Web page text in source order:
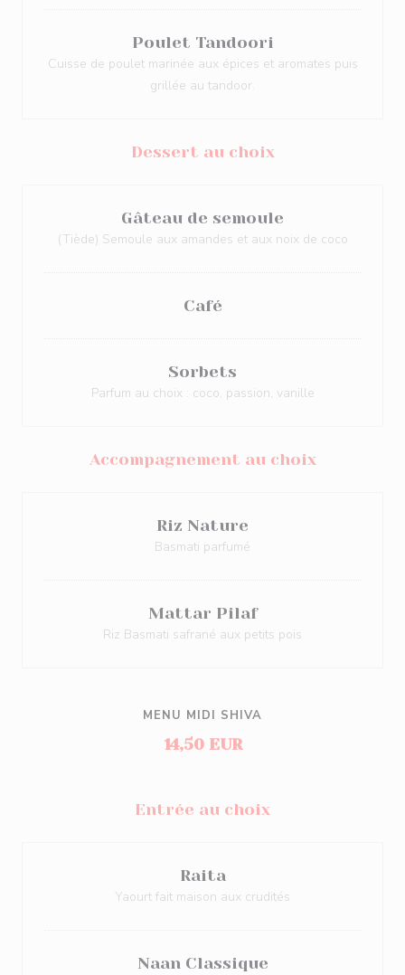
Poulet Tandoori
Cuisse de poulet marinée aux épices et aromates puis
grillée au tandoor.
Dessert au choix
Gâteau de semoule
(Tiède) Semoule aux amandes et aux noix de coco
Café
Sorbets
Parfum au choix : coco, passion, vanille
Accompagnement au choix
Riz Nature
Basmati parfumé
Mattar Pilaf
Riz Basmati safrané aux petits pois
MENU MIDI SHIVA
14,50 EUR
Entrée au choix
Raita
Yaourt fait maison aux crudités
Naan Classique